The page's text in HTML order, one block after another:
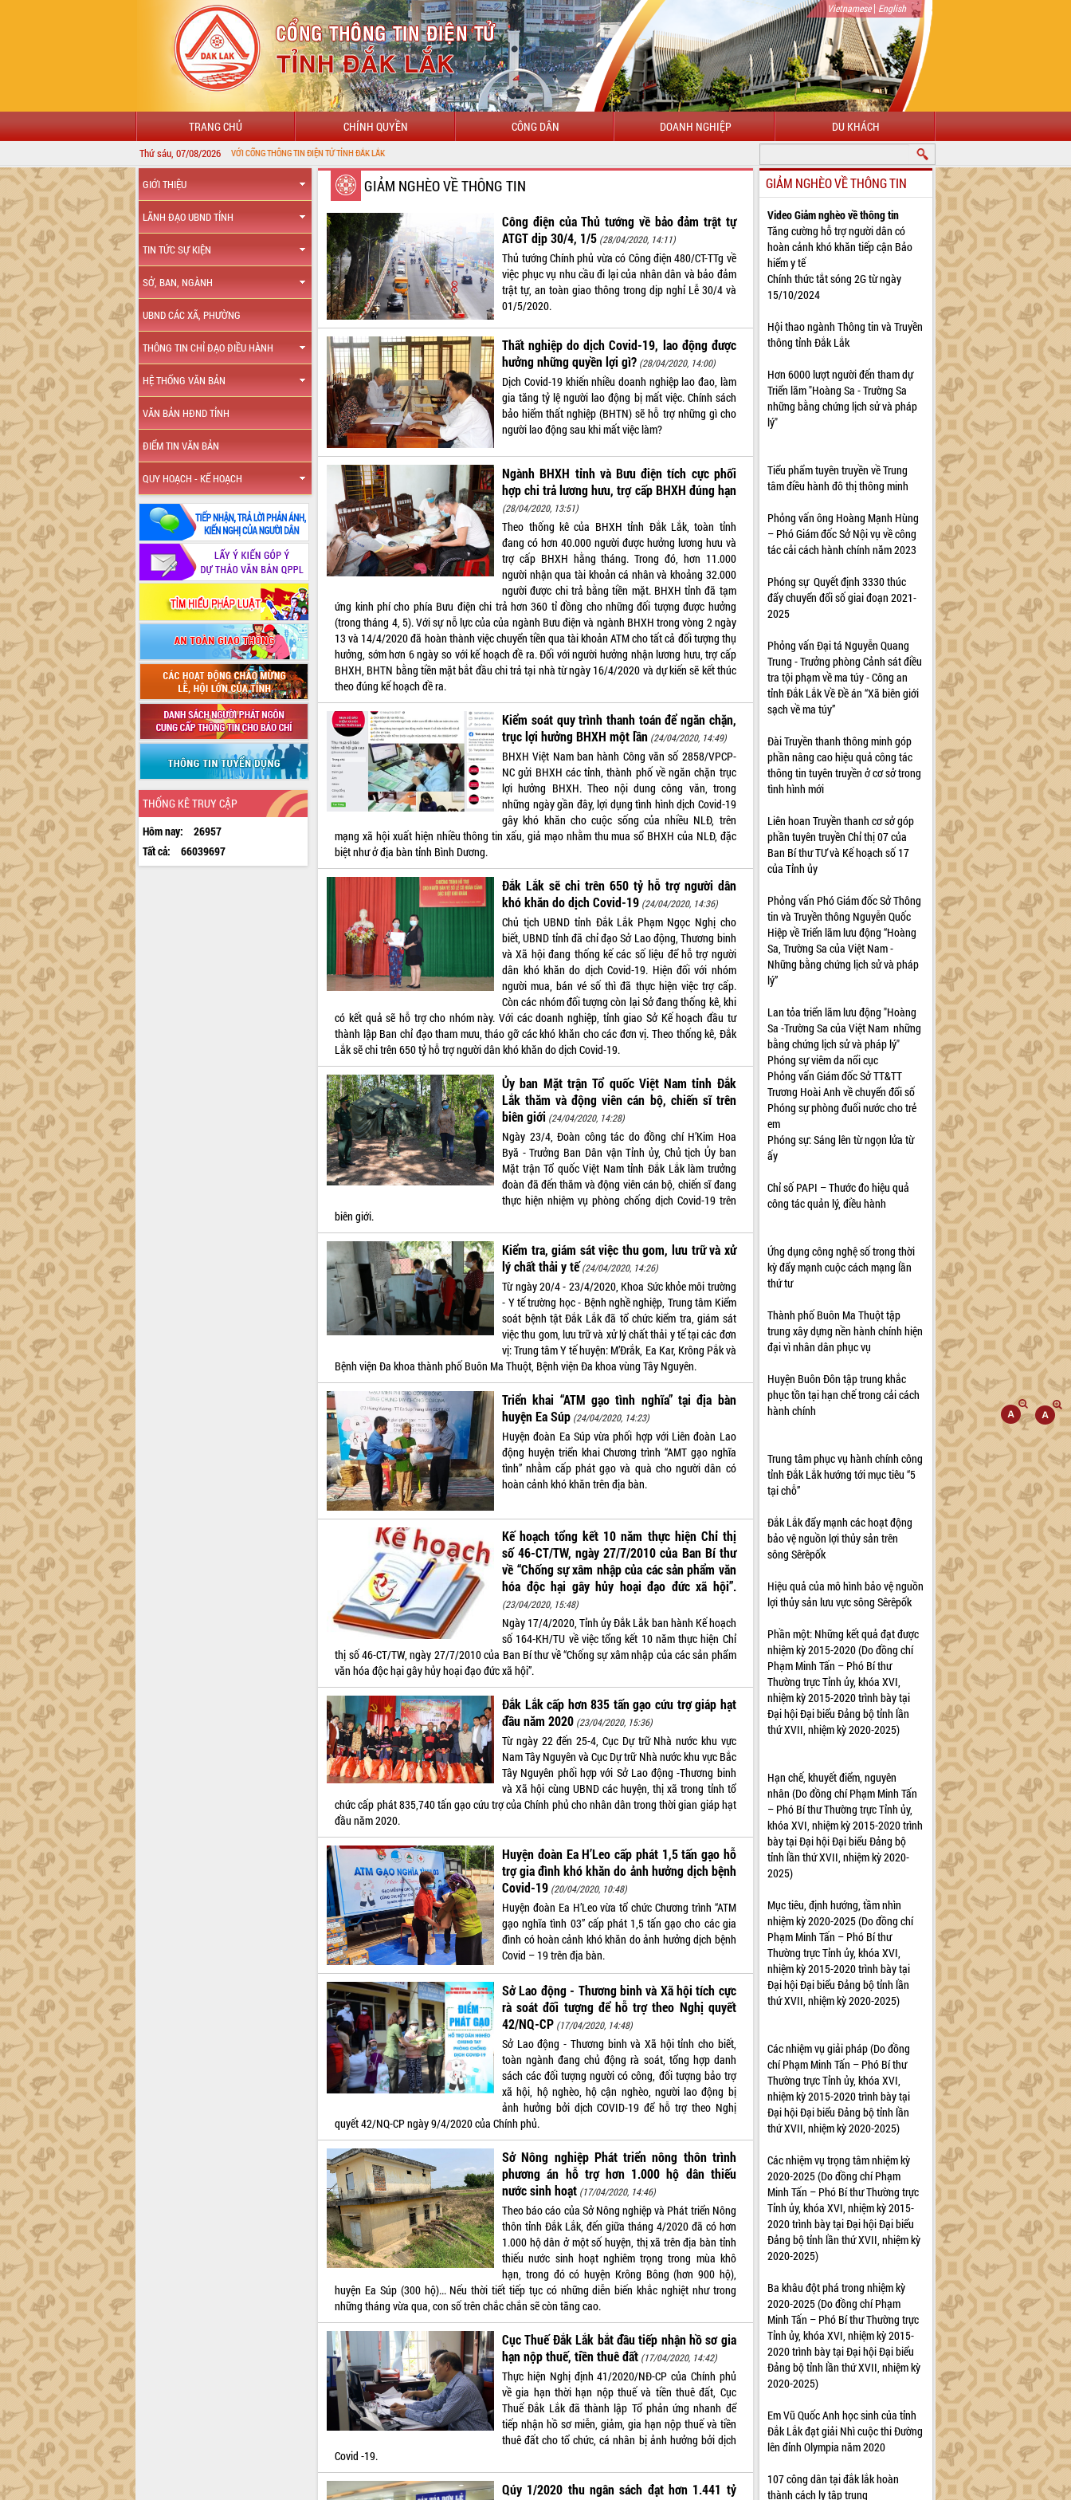
Vietnamese| English
TRANG CHỦ CHÍNH QUYỀN CÔNG DÂN DOANH NGHIỆP DU KHÁCH
Thứ sáu, 07/08/2026
CHÀO MỪNG ĐẾN VỚI CỔNG THÔNG TIN ĐIỆN TỬ TỈNH ĐẮK LẮK
GIỚI THIỆU
LÃNH ĐẠO UBND TỈNH
TIN TỨC SỰ KIỆN
SỞ, BAN, NGÀNH
UBND CÁC XÃ, PHƯỜNG
THÔNG TIN CHỈ ĐẠO ĐIỀU HÀNH
HỆ THỐNG VĂN BẢN
VĂN BẢN HĐND TỈNH
ĐIỂM TIN VĂN BẢN
QUY HOẠCH - KẾ HOẠCH
THỐNG KÊ TRUY CẬP
Hôm nay:
26957
Tất cả:
66039697
GIẢM NGHÈO VỀ THÔNG TIN
Công điện của Thủ tướng về bảo đảm trật tự
ATGT dịp 30/4, 1/5 (28/04/2020, 14:11)
Thủ tướng Chính phủ vừa có Công điện 480/CT-TTg về
việc phục vụ nhu cầu đi lại của nhân dân và bảo đảm
trật tự, an toàn giao thông trong dịp nghỉ Lễ 30/4 và
01/5/2020.
Thất nghiệp do dịch Covid-19, lao động được
hưởng những quyền lợi gì? (28/04/2020, 14:00)
Dịch Covid-19 khiến nhiều doanh nghiệp lao đao, làm
gia tăng tỷ lệ người lao động bị mất việc. Chính sách
bảo hiểm thất nghiệp (BHTN) sẽ hỗ trợ những gì cho
người lao động sau khi mất việc làm?
Ngành BHXH tỉnh và Bưu điện tích cực phối
hợp chi trả lương hưu, trợ cấp BHXH đúng hạn
(28/04/2020, 13:51)
Theo thống kê của BHXH tỉnh Đắk Lắk, toàn tỉnh
đang có hơn 40.000 người được hưởng lương hưu và
trợ cấp BHXH hằng tháng. Trong đó, hơn 11.000
người nhận qua tài khoản cá nhân và khoảng 32.000
người được chi trả bằng tiền mặt. BHXH tỉnh đã tạm
ứng kinh phí cho phía Bưu điện chi trả hơn 360 tỉ đồng cho những đối tượng được hưởng
(trong tháng 4, 5). Với sự nỗ lực của của ngành Bưu điện và ngành BHXH trong vòng 2 ngày
13 và 14/4/2020 đã hoàn thành việc chuyển tiền qua tài khoản ATM cho tất cả đối tượng thụ
hưởng, sớm hơn 6 ngày so với kế hoạch đề ra. Đối với người hưởng nhận lương hưu, trợ cấp
BHXH, BHTN bằng tiền mặt bắt đầu chi trả tại nhà từ ngày 16/4/2020 và dự kiến sẽ kết thúc
theo đúng kế hoạch đề ra.
Kiểm soát quy trình thanh toán để ngăn chặn,
trục lợi hưởng BHXH một lần (24/04/2020, 14:49)
BHXH Việt Nam ban hành Công văn số 2858/VPCP-
NC gửi BHXH các tỉnh, thành phố về ngăn chặn trục
lợi hưởng BHXH. Theo nội dung công văn, trong
những ngày gần đây, lợi dụng tình hình dịch Covid-19
gây khó khăn cho cuộc sống của nhiều NLĐ, trên
mạng xã hội xuất hiện nhiều thông tin xấu, giả mạo nhằm thu mua sổ BHXH của NLĐ, đặc
biệt như ở địa bàn tỉnh Bình Dương.
Đắk Lắk sẽ chi trên 650 tỷ hỗ trợ người dân
khó khăn do dịch Covid-19 (24/04/2020, 14:36)
Chủ tịch UBND tỉnh Đắk Lắk Phạm Ngọc Nghị cho
biết, UBND tỉnh đã chỉ đạo Sở Lao động, Thương binh
và Xã hội đang thống kế các số liệu để hỗ trợ người
dân khó khăn do dịch Covid-19. Hiện đối với nhóm
người mua, bán vé số thì đã thực hiện việc trợ cấp.
Còn các nhóm đối tượng còn lại Sở đang thống kê, khi
có kết quả sẽ hỗ trợ cho nhóm này. Với các doanh nghiệp, tỉnh giao Sở Kế hoạch đầu tư
thành lập Ban chỉ đạo tham mưu, tháo gỡ các khó khăn cho các đơn vị. Theo thống kê, Đắk
Lắk sẽ chi trên 650 tỷ hỗ trợ người dân khó khăn do dịch Covid-19.
Ủy ban Mặt trận Tổ quốc Việt Nam tỉnh Đắk
Lắk thăm và động viên cán bộ, chiến sĩ trên
biên giới (24/04/2020, 14:28)
Ngày 23/4, Đoàn công tác do đồng chí H’Kim Hoa
Byă - Trưởng Ban Dân vận Tỉnh ủy, Chủ tịch Ủy ban
Mặt trận Tổ quốc Việt Nam tỉnh Đắk Lắk làm trưởng
đoàn đã đến thăm và động viên cán bộ, chiến sĩ đang
thực hiện nhiệm vụ phòng chống dịch Covid-19 trên
biên giới.
Kiểm tra, giám sát việc thu gom, lưu trữ và xử
lý chất thải y tế (24/04/2020, 14:26)
Từ ngày 20/4 - 23/4/2020, Khoa Sức khỏe môi trường
- Y tế trường học - Bệnh nghề nghiệp, Trung tâm Kiểm
soát bệnh tật Đắk Lắk đã tổ chức kiểm tra, giám sát
việc thu gom, lưu trữ và xử lý chất thải y tế tại các đơn
vị: Trung tâm Y tế huyện: M’Đrắk, Ea Kar, Krông Pắk và
Bệnh viện Đa khoa thành phố Buôn Ma Thuột, Bệnh viện Đa khoa vùng Tây Nguyên.
Triển khai “ATM gạo tình nghĩa” tại địa bàn
huyện Ea Súp (24/04/2020, 14:23)
Huyện đoàn Ea Súp vừa phối hợp với Liên đoàn Lao
động huyện triển khai Chương trình “AMT gạo nghĩa
tình” nhằm cấp phát gạo và quà cho người dân có
hoàn cảnh khó khăn trên địa bàn.
Kế hoạch tổng kết 10 năm thực hiện Chỉ thị
số 46-CT/TW, ngày 27/7/2010 của Ban Bí thư
về “Chống sự xâm nhập của các sản phẩm văn
hóa độc hại gây hủy hoại đạo đức xã hội”.
(23/04/2020, 15:48)
Ngày 17/4/2020, Tỉnh ủy Đắk Lắk ban hành Kế hoạch
số 164-KH/TU về việc tổng kết 10 năm thực hiện Chỉ
thị số 46-CT/TW, ngày 27/7/2010 của Ban Bí thư về “Chống sự xâm nhập của các sản phẩm
văn hóa độc hại gây hủy hoại đạo đức xã hội”.
Đắk Lắk cấp hơn 835 tấn gạo cứu trợ giáp hạt
đầu năm 2020 (23/04/2020, 15:36)
Từ ngày 22 đến 25-4, Cục Dự trữ Nhà nước khu vực
Nam Tây Nguyên và Cục Dự trữ Nhà nước khu vực Bắc
Tây Nguyên phối hợp với Sở Lao động -Thương binh
và Xã hội cùng UBND các huyện, thị xã trong tỉnh tổ
chức cấp phát 835,740 tấn gạo cứu trợ của Chính phủ cho nhân dân trong thời gian giáp hạt
đầu năm 2020.
Huyện đoàn Ea H’Leo cấp phát 1,5 tấn gạo hỗ
trợ gia đình khó khăn do ảnh hưởng dịch bệnh
Covid-19 (20/04/2020, 10:48)
Huyện đoàn Ea H’Leo vừa tổ chức Chương trình “ATM
gạo nghĩa tình 03” cấp phát 1,5 tấn gạo cho các gia
đình có hoàn cảnh khó khăn do ảnh hưởng dịch bệnh
Covid – 19 trên địa bàn.
Sở Lao động - Thương binh và Xã hội tích cực
rà soát đối tượng để hỗ trợ theo Nghị quyết
42/NQ-CP (17/04/2020, 14:48)
Sở Lao động - Thương binh và Xã hội tỉnh cho biết,
toàn ngành đang chủ động rà soát, tổng hợp danh
sách các đối tượng người có công, đối tượng bảo trợ
xã hội, hộ nghèo, hộ cận nghèo, người lao động bị
ảnh hưởng bởi dịch COVID-19 để hỗ trợ theo Nghị
quyết 42/NQ-CP ngày 9/4/2020 của Chính phủ.
Sở Nông nghiệp Phát triển nông thôn trình
phương án hỗ trợ hơn 1.000 hộ dân thiếu
nước sinh hoạt (17/04/2020, 14:46)
Theo báo cáo của Sở Nông nghiệp và Phát triển Nông
thôn tỉnh Đắk Lắk, đến giữa tháng 4/2020 đã có hơn
1.000 hộ dân ở một số huyện, thị xã trên địa bàn tỉnh
thiếu nước sinh hoạt nghiêm trọng trong mùa khô
hạn, trong đó có huyện Krông Bông (hơn 900 hộ),
huyện Ea Súp (300 hộ)... Nếu thời tiết tiếp tục có những diễn biến khắc nghiệt như trong
những tháng vừa qua, con số trên chắc chắn sẽ còn tăng cao.
Cục Thuế Đắk Lắk bắt đầu tiếp nhận hồ sơ gia
hạn nộp thuế, tiền thuê đất (17/04/2020, 14:42)
Thực hiện Nghị định 41/2020/NĐ-CP của Chính phủ
về gia hạn thời hạn nộp thuế và tiền thuê đất, Cục
Thuế Đắk Lắk đã thành lập Tổ phản ứng nhanh để
tiếp nhận hồ sơ miễn, giảm, gia hạn nộp thuế và tiền
thuê đất cho tổ chức, cá nhân bị ảnh hưởng bởi dịch
Covid -19.
Qúy 1/2020 thu ngân sách đạt hơn 1.441 tỷ
GIẢM NGHÈO VỀ THÔNG TIN
Video Giảm nghèo về thông tin
Tăng cường hỗ trợ người dân có
hoàn cảnh khó khăn tiếp cận Bảo
hiểm y tế
Chính thức tắt sóng 2G từ ngày
15/10/2024
Hội thao ngành Thông tin và Truyền
thông tỉnh Đắk Lắk
Hơn 6000 lượt người đến tham dự
Triển lãm "Hoàng Sa - Trường Sa
những bằng chứng lịch sử và pháp
lý"
Tiểu phẩm tuyên truyền về Trung
tâm điều hành đô thị thông minh
Phỏng vấn ông Hoàng Mạnh Hùng
– Phó Giám đốc Sở Nội vụ về công
tác cải cách hành chính năm 2023
Phóng sự Quyết định 3330 thúc
đẩy chuyển đổi số giai đoạn 2021-
2025
Phỏng vấn Đại tá Nguyễn Quang
Trung - Trưởng phòng Cảnh sát điều
tra tội phạm về ma túy - Công an
tỉnh Đắk Lắk Về Đề án “Xã biên giới
sạch về ma túy”
Đài Truyền thanh thông minh góp
phần nâng cao hiệu quả công tác
thông tin tuyên truyền ở cơ sở trong
tình hình mới
Liên hoan Truyền thanh cơ sở góp
phần tuyên truyền Chỉ thị 07 của
Ban Bí thư TƯ và Kế hoạch số 17
của Tỉnh ủy
Phỏng vấn Phó Giám đốc Sở Thông
tin và Truyền thông Nguyễn Quốc
Hiệp về Triển lãm lưu động “Hoàng
Sa, Trường Sa của Việt Nam -
Những bằng chứng lịch sử và pháp
lý”
Lan tỏa triển lãm lưu động "Hoàng
Sa -Trường Sa của Việt Nam những
bằng chứng lịch sử và pháp lý"
Phóng sự viêm da nổi cục
Phỏng vấn Giám đốc Sở TT&TT
Trương Hoài Anh về chuyển đổi số
Phóng sự phòng đuối nước cho trẻ
em
Phóng sự: Sáng lên từ ngọn lửa từ
ấy
Chỉ số PAPI – Thước đo hiệu quả
công tác quản lý, điều hành
Ứng dụng công nghệ số trong thời
kỳ đẩy mạnh cuộc cách mạng lần
thứ tư
Thành phố Buôn Ma Thuột tập
trung xây dựng nền hành chính hiện
đại vì nhân dân phục vụ
Huyện Buôn Đôn tập trung khắc
phục tồn tại hạn chế trong cải cách
hành chính
Trung tâm phục vụ hành chính công
tỉnh Đắk Lắk hướng tới mục tiêu “5
tại chỗ”
Đắk Lắk đẩy mạnh các hoạt động
bảo vệ nguồn lợi thủy sản trên
sông Sêrêpốk
Hiệu quả của mô hình bảo vệ nguồn
lợi thủy sản lưu vực sông Sêrêpốk
Phần một: Những kết quả đạt được
nhiệm kỳ 2015-2020 (Do đồng chí
Phạm Minh Tấn – Phó Bí thư
Thường trực Tỉnh ủy, khóa XVI,
nhiệm kỳ 2015-2020 trình bày tại
Đại hội Đại biểu Đảng bộ tỉnh lần
thứ XVII, nhiệm kỳ 2020-2025)
Hạn chế, khuyết điểm, nguyên
nhân (Do đồng chí Phạm Minh Tấn
– Phó Bí thư Thường trực Tỉnh ủy,
khóa XVI, nhiệm kỳ 2015-2020 trình
bày tại Đại hội Đại biểu Đảng bộ
tỉnh lần thứ XVII, nhiệm kỳ 2020-
2025)
Mục tiêu, định hướng, tầm nhìn
nhiệm kỳ 2020-2025 (Do đồng chí
Phạm Minh Tấn – Phó Bí thư
Thường trực Tỉnh ủy, khóa XVI,
nhiệm kỳ 2015-2020 trình bày tại
Đại hội Đại biểu Đảng bộ tỉnh lần
thứ XVII, nhiệm kỳ 2020-2025)
Các nhiệm vụ giải pháp (Do đồng
chí Phạm Minh Tấn – Phó Bí thư
Thường trực Tỉnh ủy, khóa XVI,
nhiệm kỳ 2015-2020 trình bày tại
Đại hội Đại biểu Đảng bộ tỉnh lần
thứ XVII, nhiệm kỳ 2020-2025)
Các nhiệm vụ trọng tâm nhiệm kỳ
2020-2025 (Do đồng chí Phạm
Minh Tấn – Phó Bí thư Thường trực
Tỉnh ủy, khóa XVI, nhiệm kỳ 2015-
2020 trình bày tại Đại hội Đại biểu
Đảng bộ tỉnh lần thứ XVII, nhiệm kỳ
2020-2025)
Ba khâu đột phá trong nhiệm kỳ
2020-2025 (Do đồng chí Phạm
Minh Tấn – Phó Bí thư Thường trực
Tỉnh ủy, khóa XVI, nhiệm kỳ 2015-
2020 trình bày tại Đại hội Đại biểu
Đảng bộ tỉnh lần thứ XVII, nhiệm kỳ
2020-2025)
Em Vũ Quốc Anh học sinh của tỉnh
Đắk Lắk đạt giải Nhì cuộc thi Đường
lên đỉnh Olympia năm 2020
107 công dân tại đắk lắk hoàn
thành cách ly tập trung